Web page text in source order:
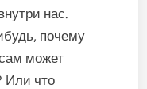
нас.
почему
может
Или что